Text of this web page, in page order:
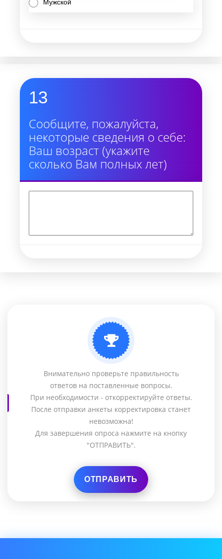
Мужской
13
Сообщите, пожалуйста,
некоторые сведения о себе:
Ваш возраст (укажите
сколько Вам полных лет)
Внимательно проверьте правильность
ответов на поставленные вопросы.
При необходимости - откорректируйте ответы.
После отправки анкеты корректировка станет
невозможна!
Для завершения опроса нажмите на кнопку
"ОТПРАВИТЬ".